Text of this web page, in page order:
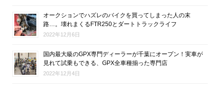
オークションでハズレのバイクを買ってしまった人の末
路…。壊れまくるFTR250とダートトラックライフ
2022年12月6日
国内最大級のGPX専門ディーラーが千葉にオープン！実車が
見れて試乗もできる、GPX全車種揃った専門店
2022年12月4日